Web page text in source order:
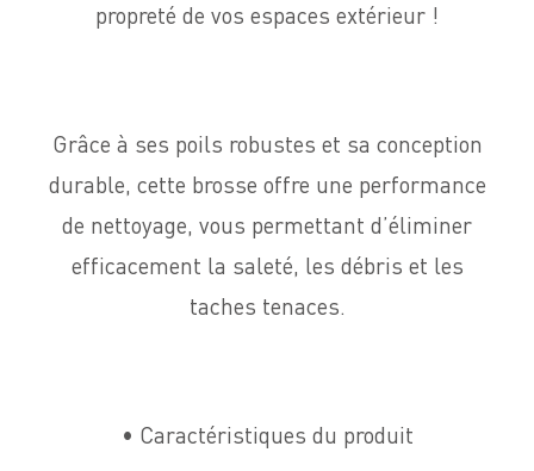
propreté de vos espaces extérieur !
Grâce à ses poils robustes et sa conception
durable, cette brosse offre une performance
de nettoyage, vous permettant d’éliminer
efficacement la saleté, les débris et les
taches tenaces.
• Caractéristiques du produit